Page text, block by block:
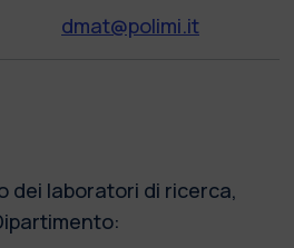
dmat@polimi.it
dei laboratori di ricerca,